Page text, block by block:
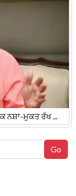
ਨਸ਼ਾ-ਮੁਕਤ ਰੱਖ ...